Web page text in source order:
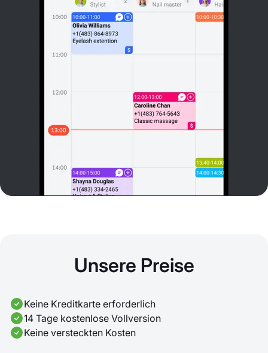
Unsere Preise
Keine Kreditkarte erforderlich
14 Tage kostenlose Vollversion
Keine versteckten Kosten